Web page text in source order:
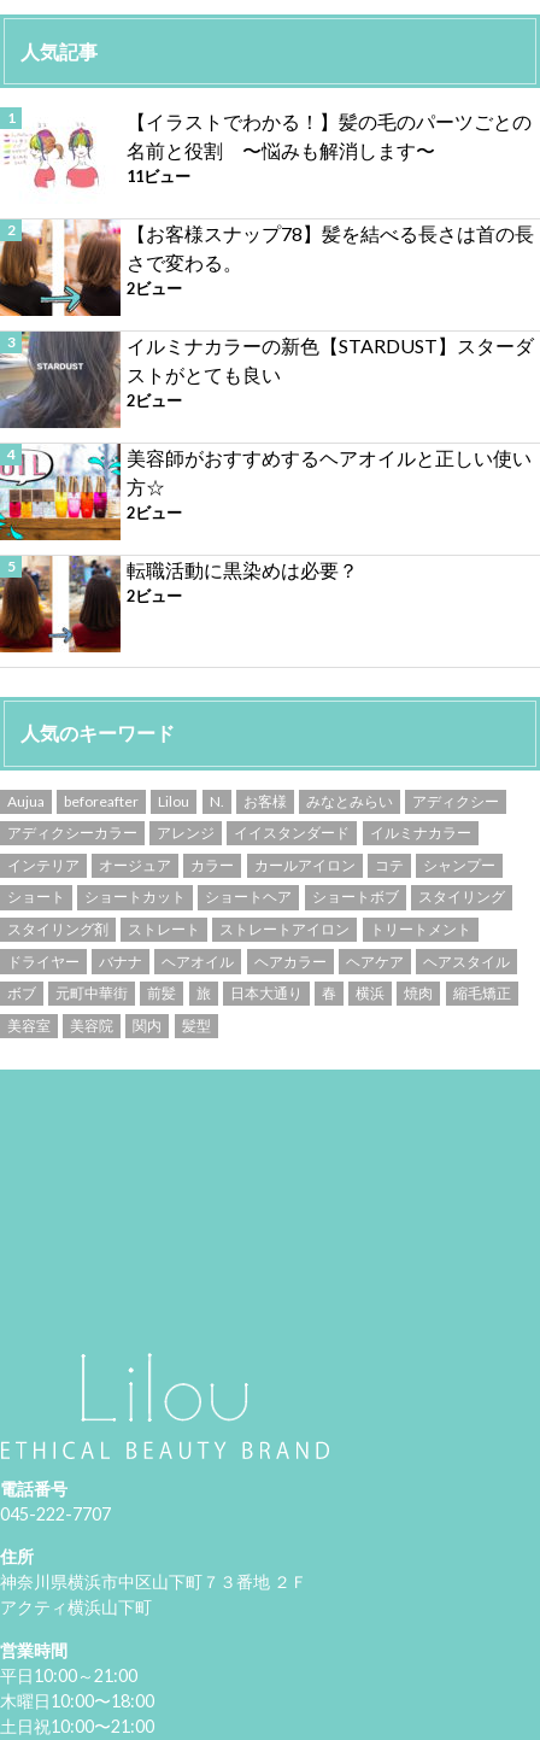
人気記事
【イラストでわかる！】髪の毛のパーツごとの
名前と役割 〜悩みも解消します〜
11ビュー
【お客様スナップ78】髪を結べる長さは首の長
さで変わる。
2ビュー
イルミナカラーの新色【STARDUST】スターダ
ストがとても良い
2ビュー
美容師がおすすめするヘアオイルと正しい使い
方☆
2ビュー
転職活動に黒染めは必要？
2ビュー
人気のキーワード
Aujua beforeafter Lilou N. お客様 みなとみらい
アディクシー
アディクシーカラー
アレンジ イイスタンダード
イルミナカラー
インテリア
オージュア カラー カールアイロン コテ
シャンプー
ショート
ショートカット ショートヘア ショートボブ
スタイリング
スタイリング剤
ストレート ストレートアイロン
トリートメント
ドライヤー
バナナ ヘアオイル ヘアカラー ヘアケア
ヘアスタイル
ボブ
元町中華街 前髪 旅 日本大通り 春 横浜 焼肉
縮毛矯正
美容室
美容院 関内 髪型
電話番号
045-222-7707
住所
神奈川県横浜市中区山下町７３番地 ２Ｆ
アクティ横浜山下町
営業時間
平日10:00～21:00
木曜日10:00〜18:00
土日祝10:00〜21:00